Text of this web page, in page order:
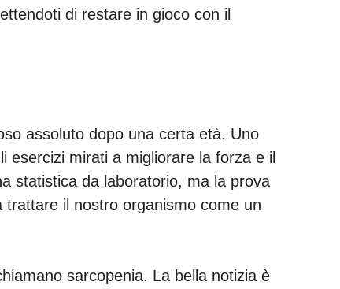
di restare in gioco con il
assoluto dopo una certa età. Uno
esercizi mirati a migliorare la forza e il
statistica da laboratorio, ma la prova
il nostro organismo come un
sarcopenia. La bella notizia è